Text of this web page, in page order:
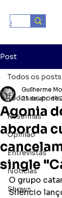
Post
Todos os posts
Resenhas
Opinião
Entrevistas
Notícias
Shows
Todos os posts
Agonia
aborda
single
Guilherme
21 de abr. de
O grupo
Silêncio